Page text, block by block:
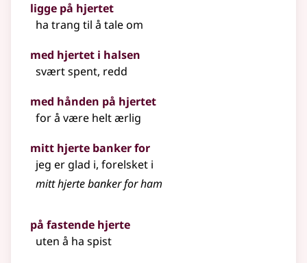
ligge på hjertet
ha trang til å tale om
med hjertet i halsen
svært spent, redd
med hånden på hjertet
for å være helt ærlig
mitt hjerte banker for
jeg er glad i, forelsket i
mitt hjerte banker for ham
på fastende hjerte
uten å ha spist